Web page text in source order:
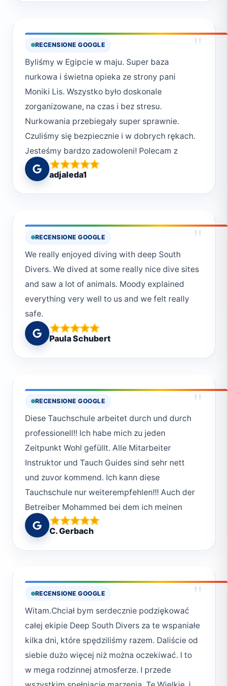
This is my go-to center in Marsa Alam from
RECENSIONE GOOGLE "
Byliśmy w Egipcie w maju. Super baza
nurkowa i świetna opieka ze strony pani
Moniki Lis. Wszystko było doskonale
zorganizowane, na czas i bez stresu.
Nurkowania przebiegały super sprawnie.
Czuliśmy się bezpiecznie i w dobrych rękach.
Jesteśmy bardzo zadowoleni! Polecam z
całego serca <3
adjaleda1
RECENSIONE GOOGLE "
We really enjoyed diving with deep South
Divers. We dived at some really nice dive sites
and saw a lot of animals. Moody explained
everything very well to us and we felt really
safe.
Paula Schubert
RECENSIONE GOOGLE "
Diese Tauchschule arbeitet durch und durch
professionell!! Ich habe mich zu jeden
Zeitpunkt Wohl gefüllt. Alle Mitarbeiter
Instruktor und Tauch Guides sind sehr nett
und zuvor kommend. Ich kann diese
Tauchschule nur weiterempfehlen!!! Auch der
Betreiber Mohammed bei dem ich meinen
Kurs gemacht absolviert habe war super nett
und absolut Professionell aber der Spaß ist
auch nie zu kurz gekommen😊Vielen lieben
!!!Macht so weiter
C. Gerbach
RECENSIONE GOOGLE "
Witam.Chciał bym serdecznie podziękować
całej ekipie Deep South Divers za te wspaniałe
kilka dni, które spędziliśmy razem. Daliście od
siebie dużo więcej niż można oczekiwać. I to
w mega rodzinnej atmosferze. I przede